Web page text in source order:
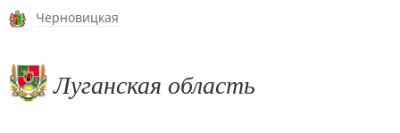
Черновицкая
Луганская область